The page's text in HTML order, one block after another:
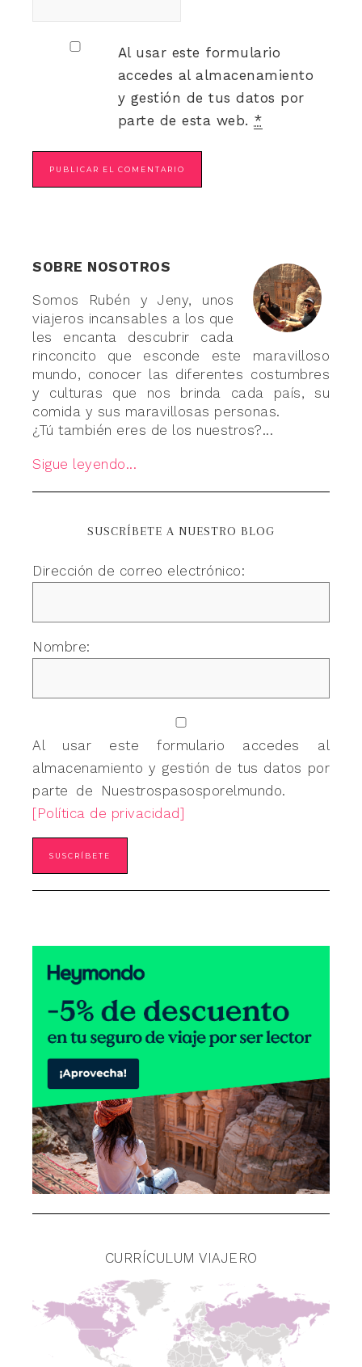
Al usar este formulario
accedes al almacenamiento
y gestión de tus datos por
parte de esta web. *
SOBRE NOSOTROS
Somos Rubén y Jeny, unos
viajeros incansables a los que
les encanta descubrir cada
rinconcito que esconde este maravilloso
mundo, conocer las diferentes costumbres
y culturas que nos brinda cada país, su
comida y sus maravillosas personas.
¿Tú también eres de los nuestros?...
Sigue leyendo...
SUSCRÍBETE A NUESTRO BLOG
Dirección de correo electrónico:
Nombre:
Al usar este formulario accedes al
almacenamiento y gestión de tus datos por
parte de Nuestrospasosporelmundo.
[Política de privacidad]
CURRÍCULUM VIAJERO